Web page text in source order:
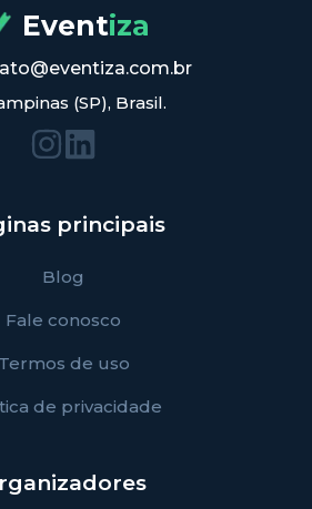
Eventiza
(SP), Brasil.
principais
Blog
Fale conosco
Termos de uso
de privacidade